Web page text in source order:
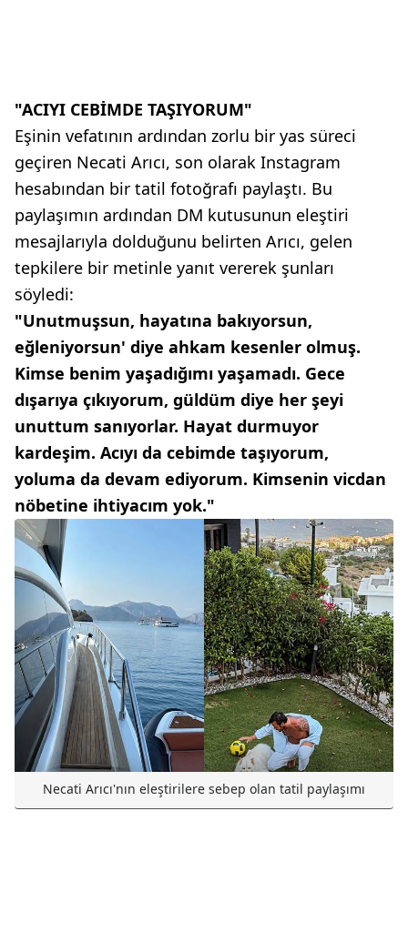
"ACIYI CEBİMDE TAŞIYORUM"
Eşinin vefatının ardından zorlu bir yas süreci
geçiren Necati Arıcı, son olarak Instagram
hesabından bir tatil fotoğrafı paylaştı. Bu
paylaşımın ardından DM kutusunun eleştiri
mesajlarıyla dolduğunu belirten Arıcı, gelen
tepkilere bir metinle yanıt vererek şunları
söyledi:
"Unutmuşsun, hayatına bakıyorsun,
eğleniyorsun' diye ahkam kesenler olmuş.
Kimse benim yaşadığımı yaşamadı. Gece
dışarıya çıkıyorum, güldüm diye her şeyi
unuttum sanıyorlar. Hayat durmuyor
kardeşim. Acıyı da cebimde taşıyorum,
yoluma da devam ediyorum. Kimsenin vicdan
nöbetine ihtiyacım yok."
Necati Arıcı'nın eleştirilere sebep olan tatil paylaşımı